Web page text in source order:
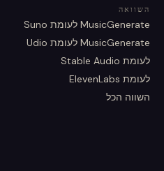
השוואה
MusicGenerate לעומת Suno
MusicGenerate לעומת Udio
לעומת Stable Audio
לעומת ElevenLabs
השווה הכל